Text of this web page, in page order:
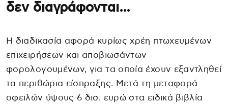
δεν διαγράφονται…
Η διαδικασία αφορά κυρίως χρέη πτωχευμένων
επιχειρήσεων και αποβιωσάντων
φορολογουμένων, για τα οποία έχουν εξαντληθεί
τα περιθώρια είσπραξης. Μετά τη μεταφορά
οφειλών ύψους 6 δισ. ευρώ στα ειδικά βιβλία